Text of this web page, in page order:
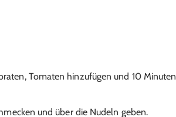
Tomaten hinzufügen und 10 Minuten
und über die Nudeln geben.